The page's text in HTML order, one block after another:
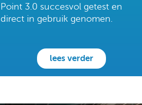
Point 3.0 succesvol getest en
direct in gebruik genomen.
lees verder